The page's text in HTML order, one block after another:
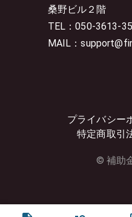
桑野ビル２階
TEL：050-3613-
MAIL：
プライバシー
特定商取引
© 補助